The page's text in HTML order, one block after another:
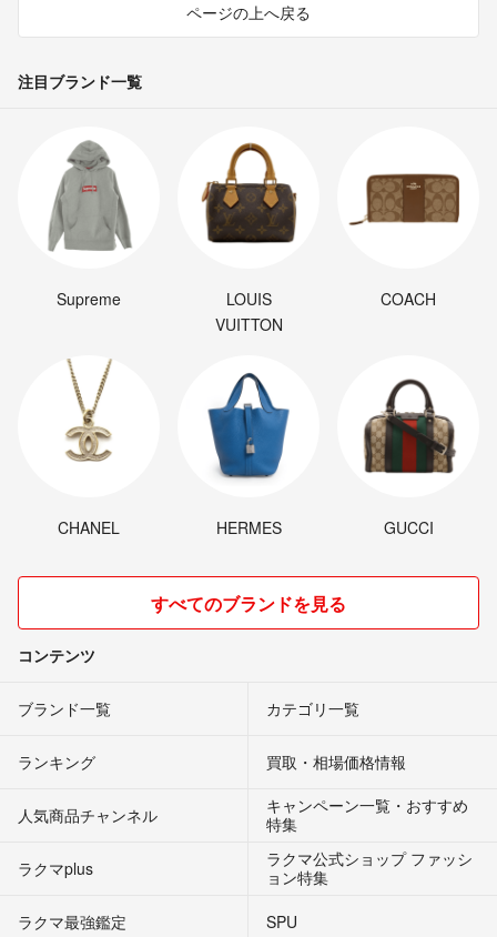
ページの上へ戻る
注目ブランド一覧
Supreme
LOUIS
VUITTON
COACH
CHANEL HERMES GUCCI
すべてのブランドを見る
コンテンツ
ブランド一覧 カテゴリ一覧
ランキング 買取・相場価格情報
人気商品チャンネル
キャンペーン一覧・おすすめ
特集
ラクマplus
ラクマ公式ショップ ファッシ
ョン特集
ラクマ最強鑑定
SPU